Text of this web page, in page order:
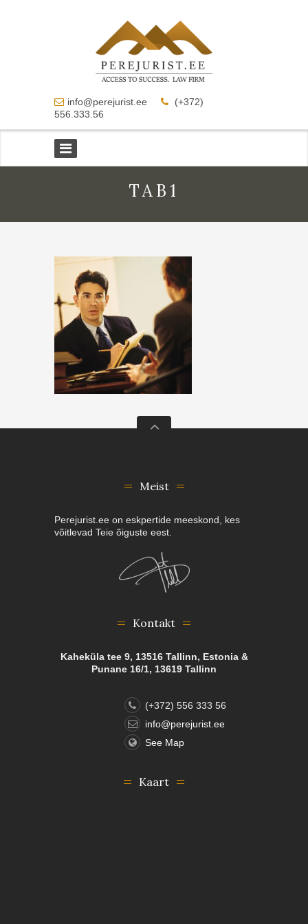
info@perejurist.ee
(+372)
556.333.56
TAB1
Meist
Perejurist.ee on eskpertide meeskond, kes
võitlevad Teie õiguste eest.
Kontakt
Kaheküla tee 9, 13516 Tallinn, Estonia &
Punane 16/1, 13619 Tallinn
(+372) 556 333 56
info@perejurist.ee
See Map
Kaart